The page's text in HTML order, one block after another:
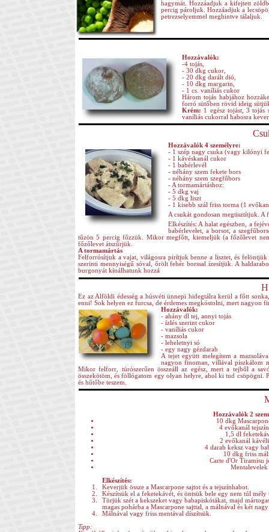
hagymát. Hozzáadjuk a kifejtett
percig pároljuk. Hozzáadjuk a
petrezselyemmel meghintve tálaljuk.
Hozzávalók:
-4 tojás,
- 30 dkg cukor,
- 20 dkg darált dió,
- 10 dkg margarin,
- 1 cs. vaníliás cukor
Három tojás habjához
forró sütőben rövid ideig
Krém: 1 egész tojást, 3
vaníliás cukorral habosra
Hozzávalók 4 személyre:
- 1 szép nagy csuka (vagy kilónyi
- 1 kávéskanál cukor
- 1 babérlevél
- néhány szem fekete bors
- néhány szem szegfűbors
- A tormamártáshoz:
- 5 dkg vaj
- 5 dkg liszt
- 1 kisebb szál friss torma (1
A csukát gondosan megtisztítjuk. A
Elkészítés: A halat egészben, a
babérlevelet, a borsot, a
tűzön 5 percig főzzük. Mikor megfőtt, kiemeljük (a főzőlevet
főzőlevet átszűrjük.
A tormamártás
Felforrósítjuk a vajat, világosra pirítjuk benne a lisztet, és
szerinti mennyiségű sóval, őrölt fehér borssal ízesítjük. A
burgonyát kínálhatunk hozzá
Ez az Alföldi édesség a húsvéti ünnepi hidegtálra kerül a főtt
enni! Sok helyen ez furcsa, de érdemes megkóstolni, mert nagyon
Hozzávalók:
- ahány dl tej, annyi tojás
- ízlés szerint cukor
- vaníliás cukor
- mazsola
- leheletnyi só
- egy nagy gézdarab
A tejet együtt melegítem a
nagyon finoman, villával piszkálom
Mikor felforr, túrószerűen összeáll az egész, mert a tejből a
összekötöm, és föllógatom egy olyan helyre, ahol ki tud csöpögni.
és hűtőbe teszem.
Hozzávalók 2
10 dkg
4 evőkanál
1,5 dl
2 evőkanál
4 darab keksz vagy
10 dkg friss
Carte d'Or Tiramisu
Mentalevelek
Elkészítés:
Keverjük össze a Mascarpone sajtot és a tejszínhabot.
Készítsük el a feketekávét, és öntsük bele egy nem túl
Törjük szét a kekszeket vagy babapiskótákat, majd
magas pohárba a Mascarpone sajttal, a málnával és két
Málnával vagy friss mentával díszítsük.
Tipp: